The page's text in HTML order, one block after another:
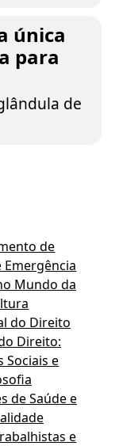
única
para
de
de
Emergência
Mundo da
do Direito
Direito:
Sociais e
de Saúde e
e